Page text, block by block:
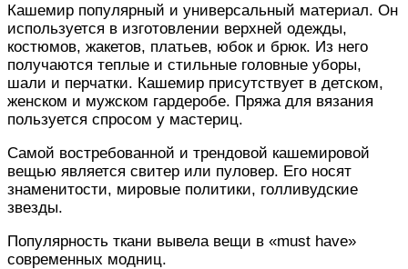
Кашемир популярный и универсальный материал. Он
используется в изготовлении верхней одежды,
костюмов, жакетов, платьев, юбок и брюк. Из него
получаются теплые и стильные головные уборы,
шали и перчатки. Кашемир присутствует в детском,
женском и мужском гардеробе. Пряжа для вязания
пользуется спросом у мастериц.
Самой востребованной и трендовой кашемировой
вещью является свитер или пуловер. Его носят
знаменитости, мировые политики, голливудские
звезды.
Популярность ткани вывела вещи в «must have»
современных модниц.